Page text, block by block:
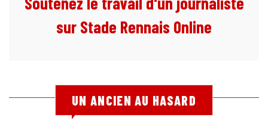
sur Stade Rennais Online
UN ANCIEN AU HASARD